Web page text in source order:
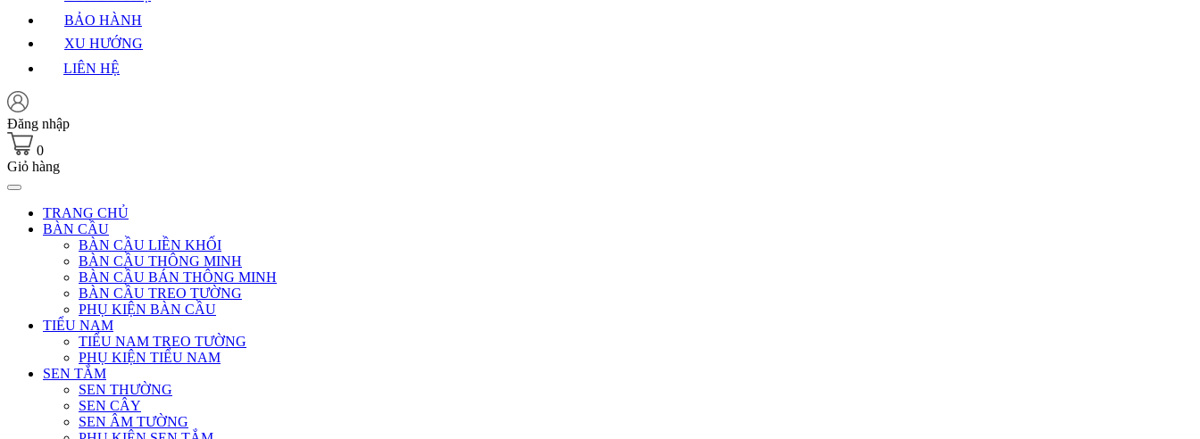
BẢO HÀNH
XU HƯỚNG
LIÊN HỆ
Đăng nhập
0
Giỏ hàng
TRANG CHỦ
BÀN CẦU
BÀN CẦU LIỀN KHỐI
BÀN CẦU THÔNG MINH
BÀN CẦU BÁN THÔNG MINH
BÀN CẦU TREO TƯỜNG
PHỤ KIỆN BÀN CẦU
TIỂU NAM
TIỂU NAM TREO TƯỜNG
PHỤ KIỆN TIỂU NAM
SEN TẮM
SEN THƯỜNG
SEN CÂY
SEN ÂM TƯỜNG